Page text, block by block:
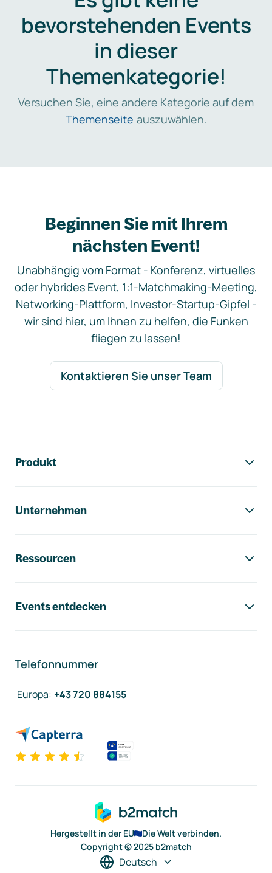
bevorstehenden Events
in dieser
Themenkategorie!
Versuchen Sie, eine andere Kategorie auf dem
Themenseite auszuwählen.
Beginnen Sie mit Ihrem
nächsten Event!
Unabhängig vom Format - Konferenz, virtuelles
oder hybrides Event, 1:1-Matchmaking-Meeting,
Networking-Plattform, Investor-Startup-Gipfel -
wir sind hier, um Ihnen zu helfen, die Funken
fliegen zu lassen!
Kontaktieren Sie unser Team
Produkt
Unternehmen
Ressourcen
Events entdecken
Telefonnummer
Europa: +43 720 884155
Hergestellt in der EU
Die Welt verbinden.
Copyright © 2025 b2match
Deutsch